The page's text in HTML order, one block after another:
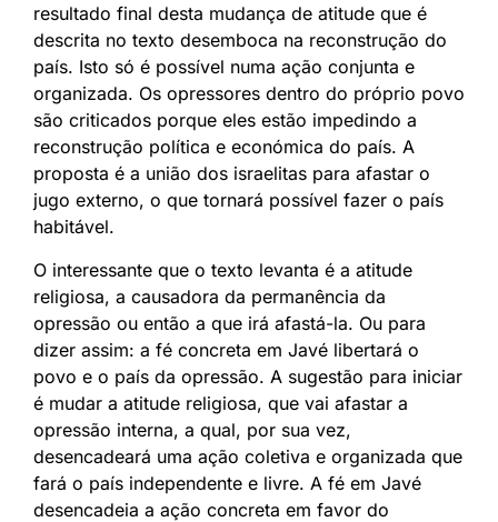
resultado final desta mudança de atitude que é
descrita no texto desemboca na reconstrução do
país. Isto só é possível numa ação conjunta e
organizada. Os opressores dentro do próprio povo
são criticados porque eles estão impedindo a
reconstrução política e económica do país. A
proposta é a união dos israelitas para afastar o
jugo externo, o que tornará possível fazer o país
habitável.
O interessante que o texto levanta é a atitude
religiosa, a causadora da permanência da
opressão ou então a que irá afastá-la. Ou para
dizer assim: a fé concreta em Javé libertará o
povo e o país da opressão. A sugestão para iniciar
é mudar a atitude religiosa, que vai afastar a
opressão interna, a qual, por sua vez,
desencadeará uma ação coletiva e organizada que
fará o país independente e livre. A fé em Javé
desencadeia a ação concreta em favor do